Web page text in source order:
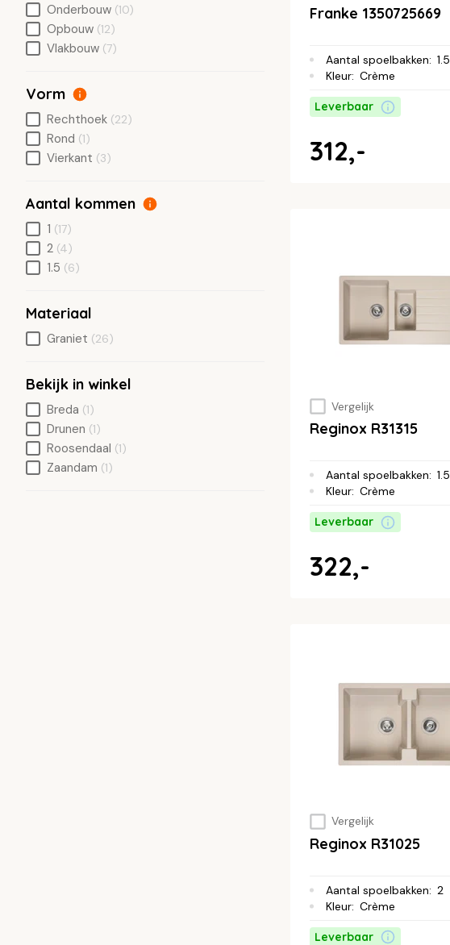
Franke 1350725669
Aantal spoelbakken: 1.5
Kleur: Crème
Leverbaar
312,-
Vergelijk
Reginox R31315
Aantal spoelbakken: 1.5
Kleur: Crème
Leverbaar
322,-
Vergelijk
Reginox R31025
Aantal spoelbakken: 2
Kleur: Crème
Leverbaar
Onderbouw (10)
Opbouw (12)
Vlakbouw (7)
Vorm
Rechthoek (22)
Rond (1)
Vierkant (3)
Aantal kommen
1 (17)
2 (4)
1.5 (6)
Materiaal
Graniet (26)
Bekijk in winkel
Breda (1)
Drunen (1)
Roosendaal (1)
Zaandam (1)